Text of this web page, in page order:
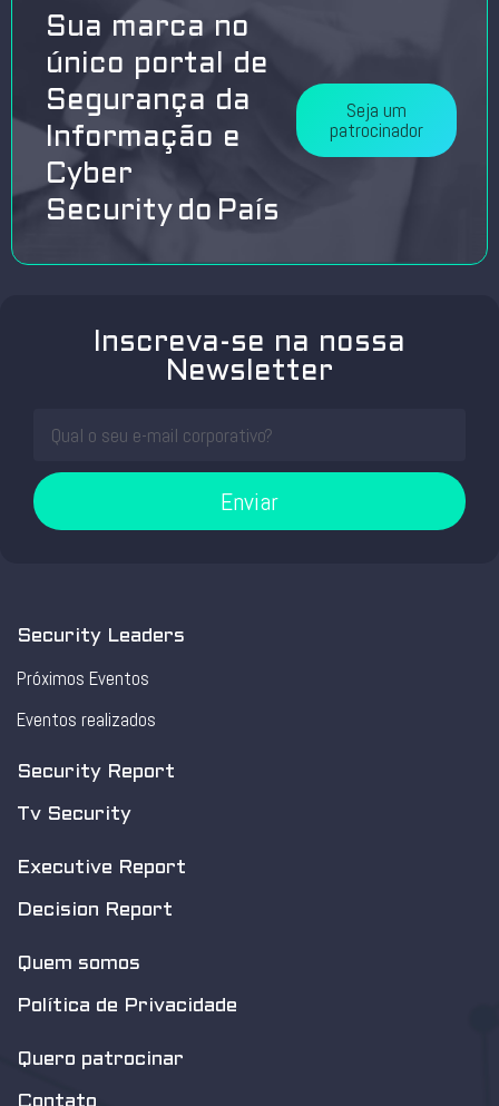
Sua marca no
único portal de
Segurança da
Informação e
Cyber
Security do País
Seja um
patrocinador
Inscreva-se na nossa
Newsletter
Enviar
Security Leaders
Próximos Eventos
Eventos realizados
Security Report
Tv Security
Executive Report
Decision Report
Quem somos
Política de Privacidade
Quero patrocinar
Contato